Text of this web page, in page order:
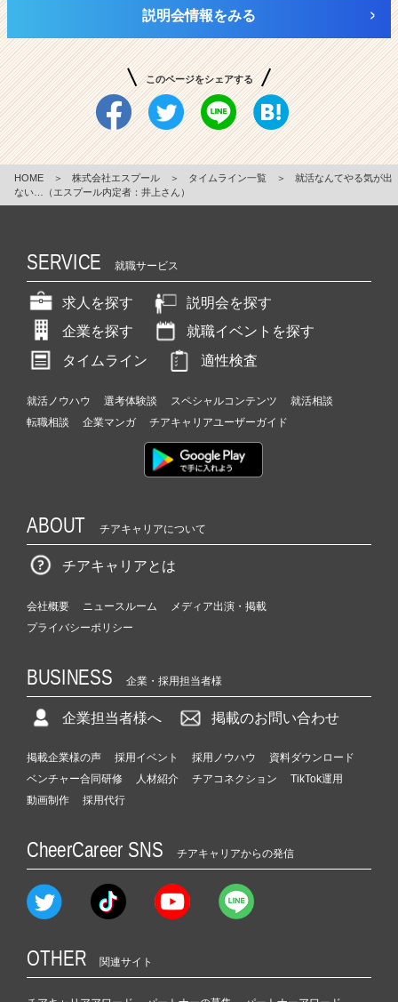
説明会情報をみる
このページをシェアする
HOME ＞ 株式会社エスプール ＞ タイムライン一覧 ＞
就活なんてやる気が出
ない…（エスプール内定者：井上さん）
SERVICE 就職サービス
求人を探す
説明会を探す
企業を探す
就職イベントを探す
タイムライン
適性検査
就活ノウハウ 選考体験談 スペシャルコンテンツ
就活相談
転職相談
企業マンガ チアキャリアユーザーガイド
ABOUT チアキャリアについて
チアキャリアとは
会社概要 ニュースルーム
メディア出演・掲載
プライバシーポリシー
BUSINESS 企業・採用担当者様
企業担当者様へ 掲載のお問い合わせ
掲載企業様の声 採用イベント 採用ノウハウ
資料ダウンロード
ベンチャー合同研修
人材紹介 チアコネクション
TikTok運用
動画制作
採用代行
CheerCareer SNS チアキャリアからの発信
OTHER 関連サイト